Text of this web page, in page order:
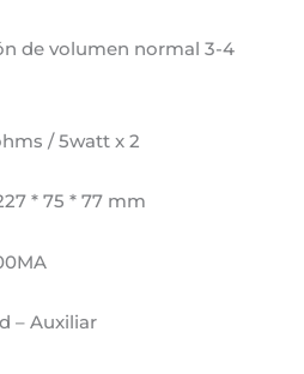
de volumen normal 3-4
/ 5watt x 2
* 75 * 77 mm
– Auxiliar